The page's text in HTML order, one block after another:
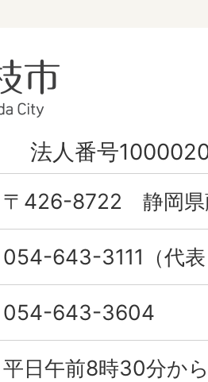
法人番号
〒426-8722 静岡県
054-643-3111（代
054-643-3604
平日午前8時30分か